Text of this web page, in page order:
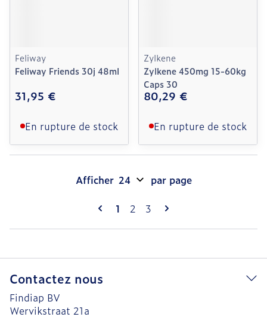
Feliway
Feliway Friends 30j 48ml
31,95 €
En rupture de stock
Zylkene
Zylkene 450mg 15-60kg
Caps 30
80,29 €
En rupture de stock
Pages
Vous lisez actuellement la page
1 Page
2 Page
3
Afficher par page
Contactez nous
Findiap BV
Wervikstraat 21a